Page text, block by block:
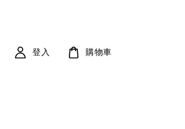
登入 購物車